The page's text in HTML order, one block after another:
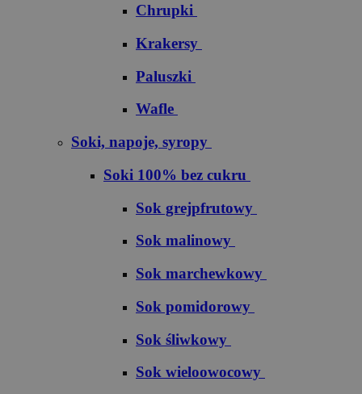
Chrupki
Krakersy
Paluszki
Wafle
Soki, napoje, syropy
Soki 100% bez cukru
S​o​k​ ​g​r​e​j​p​f​r​u​t​o​w​y
Sok malinowy
Sok marchewkowy
Sok pomidorowy
Sok śliwkowy
Sok wieloowocowy